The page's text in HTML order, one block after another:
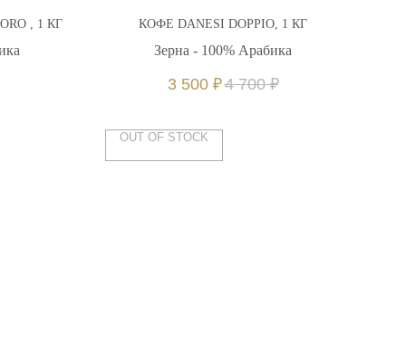
, 1 КГ КОФЕ DANESI DOPPIO, 1 КГ
Зерна - 100% Арабика
3 500 ₽4 700 ₽
OUT OF STOCK